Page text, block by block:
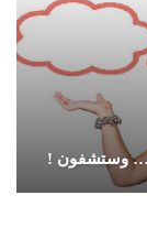
وستشفون !